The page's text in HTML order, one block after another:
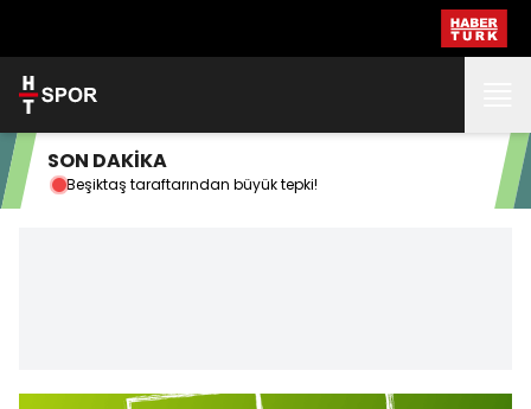
SON DAKİKA
Beşiktaş taraftarından büyük tepki!